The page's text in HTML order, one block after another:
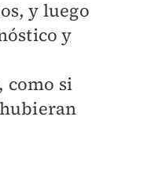
y luego
y
como si